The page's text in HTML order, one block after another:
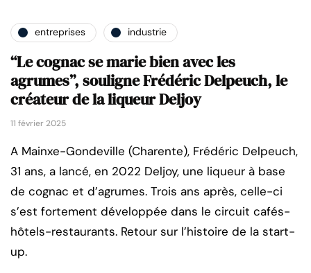
entreprises industrie
“Le cognac se marie bien avec les
agrumes”, souligne Frédéric Delpeuch, le
créateur de la liqueur Deljoy
11 février 2025
A Mainxe-Gondeville (Charente), Frédéric Delpeuch,
31 ans, a lancé, en 2022 Deljoy, une liqueur à base
de cognac et d’agrumes. Trois ans après, celle-ci
s’est fortement développée dans le circuit cafés-
hôtels-restaurants. Retour sur l’histoire de la start-
up.